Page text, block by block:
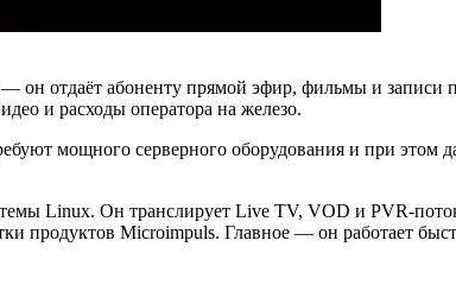
он отдаёт абоненту прямой эфир, фильмы и
и расходы оператора на железо.
мощного серверного оборудования и при этом
Linux. Он транслирует Live TV, VOD и PVR-
продуктов Microimpuls. Главное — он работает